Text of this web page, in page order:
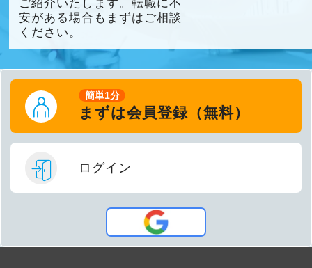
ご紹介いたします。転職に不
安がある場合もまずはご相談
ください。
簡単1分
まずは会員登録（無料）
ログイン